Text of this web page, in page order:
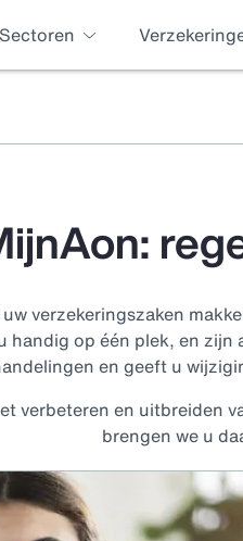
Sectoren
verzekeringszaken
handig op één plek, en
en geeft u
verbeteren en uitbreiden
brengen we u